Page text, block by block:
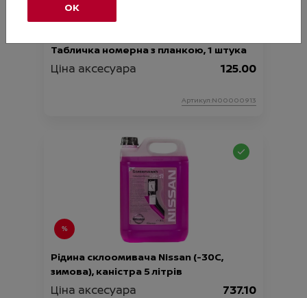
Табличка номерна з планкою, 1 штука
Ціна аксесуара 125.00
Артикул:N00000913
Рідина склоомивача Nissan (-30C,
зимова), каністра 5 літрів
Ціна аксесуара 737.10
ОК